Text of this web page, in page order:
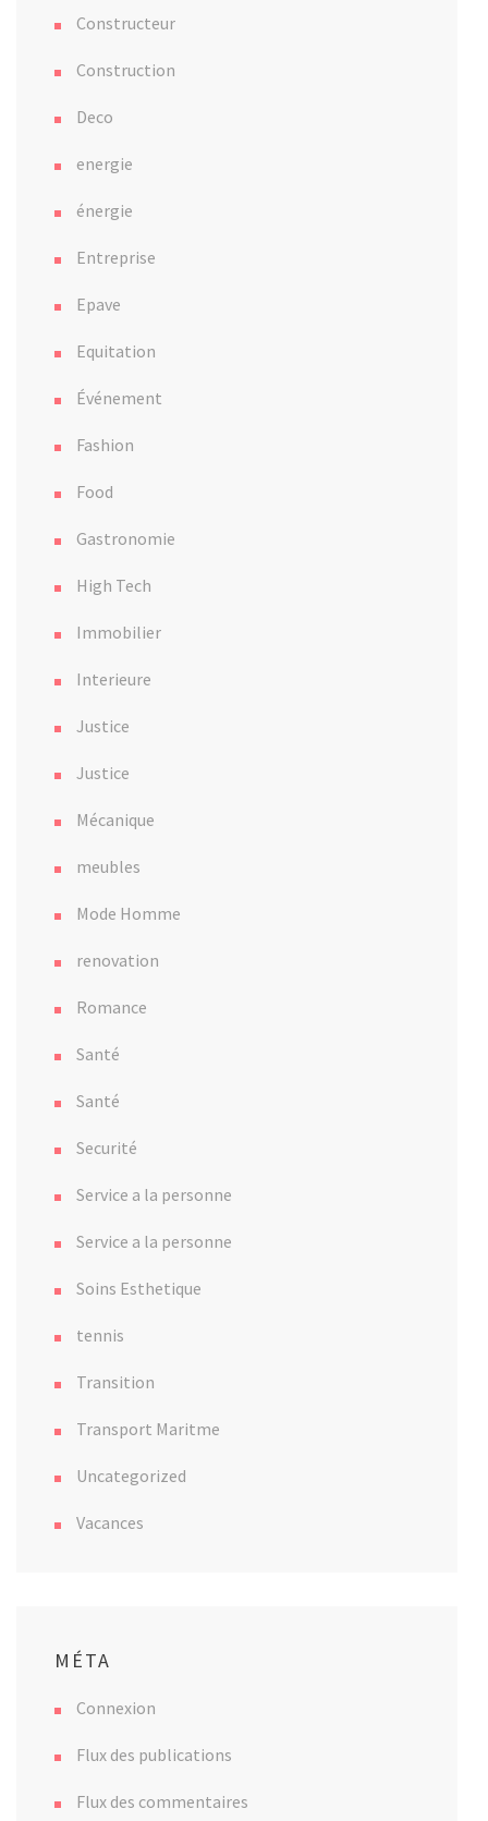
Constructeur
Construction
Deco
energie
énergie
Entreprise
Epave
Equitation
Événement
Fashion
Food
Gastronomie
High Tech
Immobilier
Interieure
Justice
Justice
Mécanique
meubles
Mode Homme
renovation
Romance
Santé
Santé
Securité
Service a la personne
Service a la personne
Soins Esthetique
tennis
Transition
Transport Maritme
Uncategorized
Vacances
MÉTA
Connexion
Flux des publications
Flux des commentaires